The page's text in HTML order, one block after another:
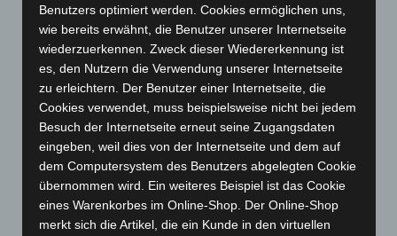
Juni 2024(107)
Mai 2024(149)
April 2024(102)
März 2024(103)
Februar 2024(103)
Januar 2024(111)
Dezember 2023(130)
Oktober 2023(114)
Benutzers optimiert werden. Cookies ermöglichen uns,
wie bereits erwähnt, die Benutzer unserer Internetseite
wiederzuerkennen. Zweck dieser Wiedererkennung ist
es, den Nutzern die Verwendung unserer Internetseite
zu erleichtern. Der Benutzer einer Internetseite, die
Cookies verwendet, muss beispielsweise nicht bei jedem
Besuch der Internetseite erneut seine Zugangsdaten
eingeben, weil dies von der Internetseite und dem auf
dem Computersystem des Benutzers abgelegten Cookie
übernommen wird. Ein weiteres Beispiel ist das Cookie
eines Warenkorbes im Online-Shop. Der Online-Shop
merkt sich die Artikel, die ein Kunde in den virtuellen